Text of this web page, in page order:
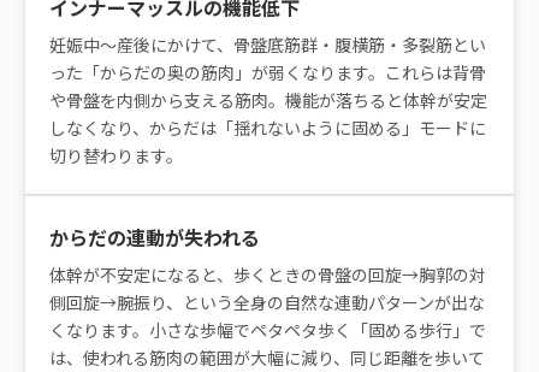
インナーマッスルの機能低下
妊娠中〜産後にかけて、骨盤底筋群・腹横筋・多裂筋とい
った「からだの奥の筋肉」が弱くなります。これらは背骨
や骨盤を内側から支える筋肉。機能が落ちると体幹が安定
しなくなり、からだは「揺れないように固める」モードに
切り替わります。
からだの連動が失われる
体幹が不安定になると、歩くときの骨盤の回旋→胸郭の対
側回旋→腕振り、という全身の自然な連動パターンが出な
くなります。小さな歩幅でペタペタ歩く「固める歩行」で
は、使われる筋肉の範囲が大幅に減り、同じ距離を歩いて